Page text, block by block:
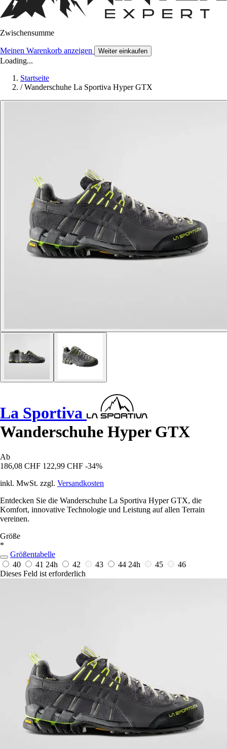
Zwischensumme
Meinen Warenkorb anzeigen Weiter einkaufen
Loading...
Startseite
/ Wanderschuhe La Sportiva Hyper GTX
La Sportiva
Wanderschuhe Hyper GTX
Ab
186,08 CHF 122,99 CHF -34%
inkl. MwSt. zzgl. Versandkosten
Entdecken Sie die Wanderschuhe La Sportiva Hyper GTX, die
Komfort, innovative Technologie und Leistung auf allen Terrain
vereinen.
Größe
*
Größentabelle
40
41 24h 42 43 44 24h 45
46
Dieses Feld ist erforderlich